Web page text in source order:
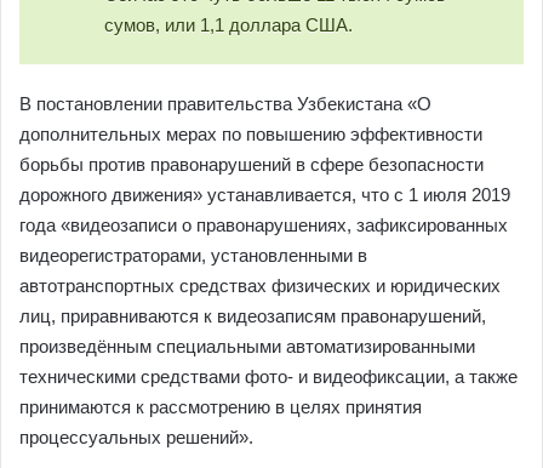
сумов, или 1,1 доллара США.
В постановлении правительства Узбекистана «О
дополнительных мерах по повышению эффективности
борьбы против правонарушений в сфере безопасности
дорожного движения» устанавливается, что с 1 июля 2019
года «видеозаписи о правонарушениях, зафиксированных
видеорегистраторами, установленными в
автотранспортных средствах физических и юридических
лиц, приравниваются к видеозаписям правонарушений,
произведённым специальными автоматизированными
техническими средствами фото- и видеофиксации, а также
принимаются к рассмотрению в целях принятия
процессуальных решений».